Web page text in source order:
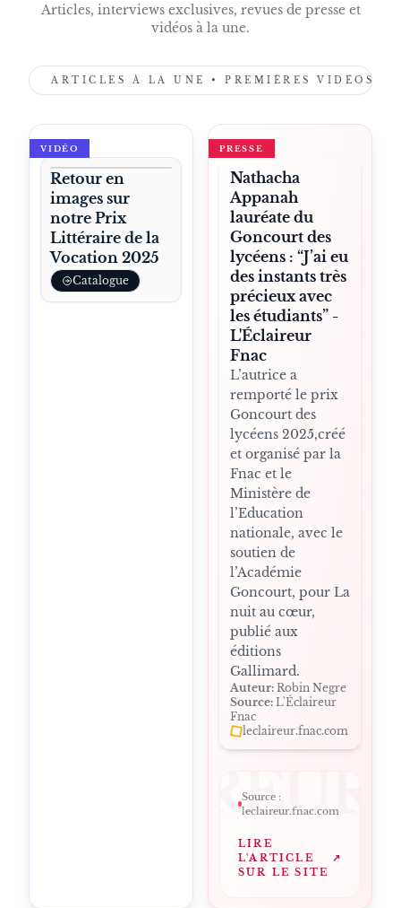
Articles, interviews exclusives, revues de presse et
vidéos à la une.
ARTICLES À LA UNE • PREMIÈRES VIDÉOS •
VIDÉO
Retour en
images sur
notre Prix
Littéraire de la
Vocation 2025
Catalogue
PRESSE
Nathacha
Appanah
lauréate du
Goncourt des
lycéens : “J’ai eu
des instants très
précieux avec
les étudiants” -
L'Éclaireur
Fnac
L’autrice a
remporté le prix
Goncourt des
lycéens 2025,créé
et organisé par la
Fnac et le
Ministère de
l’Education
nationale, avec le
soutien de
l’Académie
Goncourt, pour La
nuit au cœur,
publié aux
éditions
Gallimard.
Auteur: Robin Negre
Source: L'Éclaireur
Fnac
leclaireur.fnac.com
Source :
leclaireur.fnac.com
LIRE
L'ARTICLE
SUR LE SITE
↗